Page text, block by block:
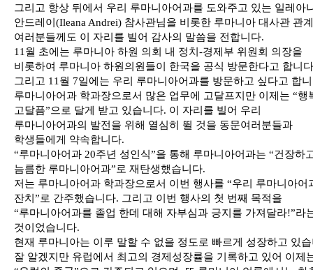
그리고 항상 뒤에서 우리 루마니아어과를 도와주고 있는 일레아
안드레이(Ileana Andrei) 참사관님을 비롯한 루마니아 대사관 관
여러분들께도 이 자리를 빌어 감사의 말씀을 전합니다.
11월 초에는 루마니아 하원 의회 내 정치-경제부 위원회 의장을
비롯하여 루마니아 하원의원들이 한국을 공식 방문한다고 합니
그리고 11월 7일에는 우리 루마니아어과를 방문하고 싶다고 합
루마니아어과 학과장으로서 많은 업무에 고달프지만 이제는 “행
고달픔”으로 달게 받고 있습니다. 이 자리를 빌어 우리
루마니아어과의 발전을 위해 열심히 뛸 것을 동문여러분들과
학생들에게 약속합니다.
“루마니아어과 20주년 성인식”을 통해 루마니아어과는 “건장하
늠름한 루마니아어과”로 재탄생했습니다.
저는 루마니아어과 학과장으로서 이번 행사를 “우리 루마니아어
잔치”로 간주했습니다. 그리고 이번 행사의 첫 번째 목적을
“루마니아어과를 졸업 한데 대해 자부심과 긍지를 가져달라!”라
것이었습니다.
현재 루마니아는 이루 말할 수 없을 정도로 빠르게 성장하고 있
잘 알겠지만 유럽에서 최고의 경제성장률을 기록하고 있어 이제